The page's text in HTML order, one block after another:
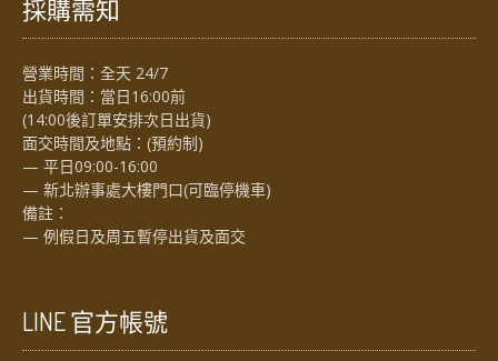
採購需知
營業時間：全天 24/7
出貨時間：當日16:00前
(14:00後訂單安排次日出貨)
面交時間及地點：(預約制)
— 平日09:00-16:00
— 新北辦事處大樓門口(可臨停機車)
備註：
— 例假日及周五暫停出貨及面交
LINE 官方帳號